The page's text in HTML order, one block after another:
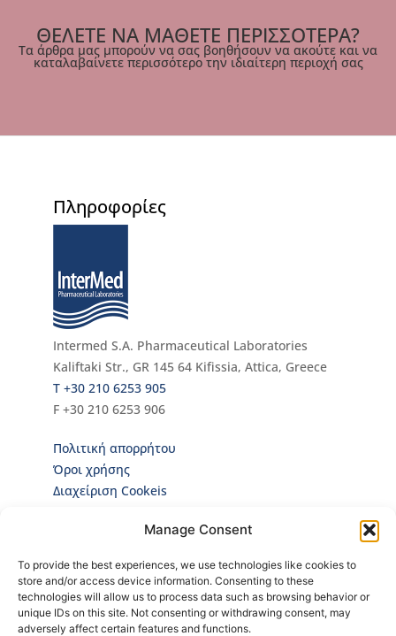
Manage Consent
To provide the best experiences, we use technologies like cookies to
store and/or access device information. Consenting to these
technologies will allow us to process data such as browsing behavior or
unique IDs on this site. Not consenting or withdrawing consent, may
adversely affect certain features and functions.
ΘΕΛΕΤΕ ΝΑ ΜΑΘΕΤΕ ΠΕΡΙΣΣΟΤΕΡΑ?
Τα άρθρα μας μπορούν να σας βοηθήσουν να ακούτε και να
καταλαβαίνετε περισσότερο την ιδιαίτερη περιοχή σας
Πληροφορίες
Intermed S.A. Pharmaceutical Laboratories
Kaliftaki Str., GR 145 64 Κifissia, Attica, Greece
Τ +30 210 6253 905
F +30 210 6253 906
Πολιτική απορρήτου
Όροι χρήσης
Διαχείριση Cookeis
Κάνε εγγραφή στο Newsletter για να ενημερώνεσαι
πρώτος για όλα τα νέα μας και τα ολοκαίνουρια
προϊόντα μας!